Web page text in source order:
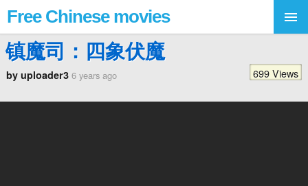
Free Chinese movies
镇魔司：四象伏魔
by uploader3 6 years ago 699 Views